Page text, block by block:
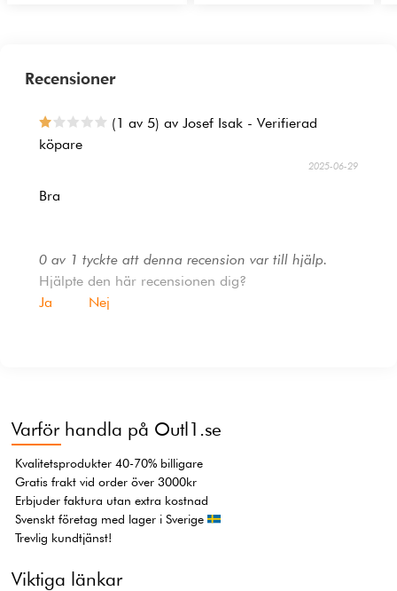
Recensioner
(1 av 5) av Josef Isak - Verifierad
köpare
2025-06-29
Bra
0 av 1 tyckte att denna recension var till hjälp.
Hjälpte den här recensionen dig?
Ja
Nej
Varför handla på Outl1.se
Kvalitetsprodukter 40-70% billigare
Gratis frakt vid order över 3000kr
Erbjuder faktura utan extra kostnad
Svenskt företag med lager i Sverige
Trevlig kundtjänst!
Viktiga länkar